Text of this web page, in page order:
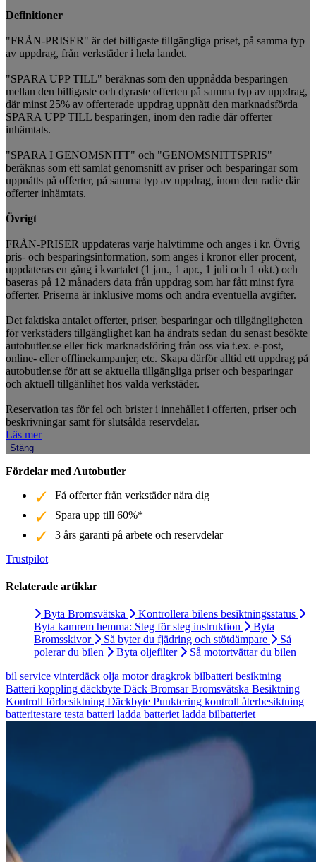
Definitioner
"FRÅN-PRISER" är det billigaste tillgängliga priset, på samma typ
av uppdrag, från verkstäder i hela landet.
"SPARA UPP TILL" beräknas som den uppnådda besparingen
mellan den billigaste och dyraste offerten på samma typ av uppdrag,
där minst 25% av offerterade uppdrag uppnått den marknadsförda
SPARA UPP TILL besparingen, inom den radie där offerter
inhämtats.
"SPARA I GENOMSNITT" och "GENOMSNITTSPRIS"
beräknas som ett samlat genomsnitt av priser och besparingar som
uppnåtts på offerter, på samma typ av uppdrag, inom den radie där
offerter inhämtats.
Övrigt
FRÅN-PRISER uppdateras varje halvtimme och anges i kr. Övrig
pris- och besparingsinformation, som anges i kronor eller procent,
uppdateras en gång i kvartalet (1 jan., 1 apr., 1 juli och 1 okt.) och
baseras på 12 månaders data från uppdrag som har fått minst fyra
offerter. Priserna är inklusive moms och andra eventuella avgifter.
Det faktiska antalet offerter, priser, besparingar och tillgängligheten
för verkstäders tillgänglighet kan ha ändrats sedan du senast besökte
autobutler.se eller fick marknadsföring från oss via t.ex. e-post,
online- eller offlinekampanjer, etc. Skapa därför alltid ett uppdrag på
autobutler.se för att se aktuella tillgängliga priser och besparingar
och aktuell tillgänlihet hos valda verkstäder.
Reservation tas för fel och brister i innehållet i offerten, priser och
beskrivningar samt för slutsålda reservdelar.
Läs mer
Stäng
Fördelar med Autobutler
Få offerter från verkstäder nära dig
Spara upp till 60%*
3 års garanti på arbete och reservdelar
Trustpilot
Relaterade artiklar
Byta Bromsvätska
Kontrollera bilens besiktningsstatus
Byta kamrem hemma: Steg för steg instruktion
Byta
Bromsskivor
Så byter du fjädring och stötdämpare
Så
polerar du bilen
Byta oljefilter
Så motortvättar du bilen
bil service vinterdäck olja motordragkrok bilbatteri besiktning
Batteri koppling däckbyte Däck BromsarBromsvätska Besiktning
Kontroll förbesiktning Däckbyte Punktering kontroll återbesiktning
batteritestare testa batteri ladda batteriet ladda bilbatteriet